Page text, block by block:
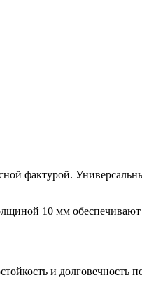
фактурой.
10 мм
и долговечность